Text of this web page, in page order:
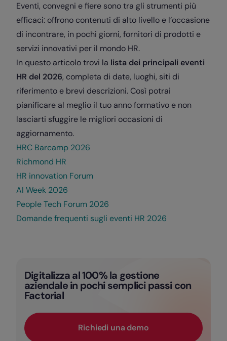
Eventi, convegni e fiere sono tra gli strumenti più
efficaci: offrono contenuti di alto livello e l’occasione
di incontrare, in pochi giorni, fornitori di prodotti e
servizi innovativi per il mondo HR.
In questo articolo trovi la lista dei principali eventi
HR del 2026, completa di date, luoghi, siti di
riferimento e brevi descrizioni. Così potrai
pianificare al meglio il tuo anno formativo e non
lasciarti sfuggire le migliori occasioni di
aggiornamento.
HRC Barcamp 2026
Richmond HR
HR innovation Forum
AI Week 2026
People Tech Forum 2026
Domande frequenti sugli eventi HR 2026
Digitalizza al 100% la gestione
aziendale in pochi semplici passi con
Factorial
Richiedi una demo